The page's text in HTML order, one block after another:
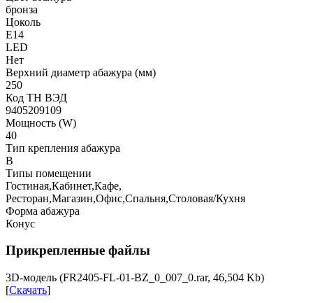
бронза
Цоколь
E14
LED
Нет
Верхний диаметр абажура (мм)
250
Код ТН ВЭД
9405209109
Мощность (W)
40
Тип крепления абажура
B
Типы помещении
Гостиная,Кабинет,Кафе,
Ресторан,Магазин,Офис,Спальня,Столовая/Кухня
Форма абажура
Конус
Прикрепленные файлы
3D-модель (FR2405-FL-01-BZ_0_007_0.rar, 46,504 Kb)
[Скачать]